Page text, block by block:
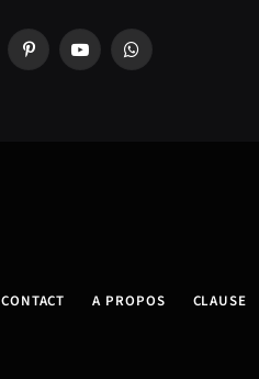
PinterestYouTubeWhatsApp
CONTACT A PROPOS CLAUSE